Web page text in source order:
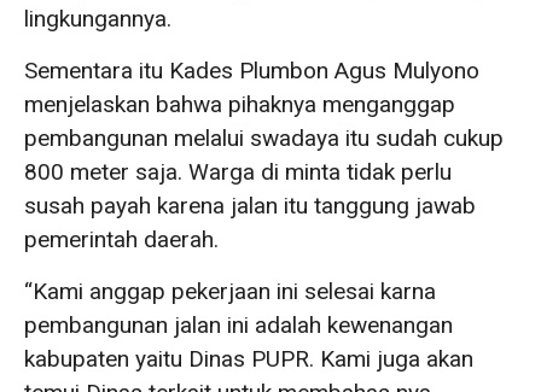
lingkungannya.
Sementara itu Kades Plumbon Agus Mulyono
menjelaskan bahwa pihaknya menganggap
pembangunan melalui swadaya itu sudah cukup
800 meter saja. Warga di minta tidak perlu
susah payah karena jalan itu tanggung jawab
pemerintah daerah.
“Kami anggap pekerjaan ini selesai karna
pembangunan jalan ini adalah kewenangan
kabupaten yaitu Dinas PUPR. Kami juga akan